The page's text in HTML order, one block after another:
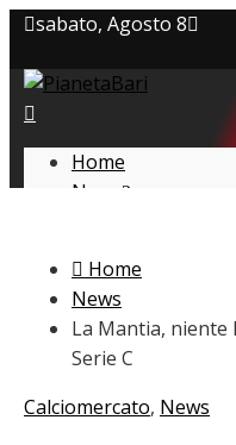
sabato, Agosto 8
Privacy policy
Cookie Policy
Home
News
L’avversario
Giovanili
Le pagelle
Interviste
Focus
Home
News
La Mantia, niente
Serie C
Calciomercato, News